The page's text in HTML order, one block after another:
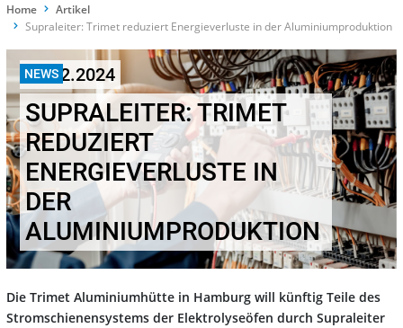
Home
Artikel
Supraleiter: Trimet reduziert Energieverluste in der Aluminiumproduktion
NEWS
03.12.2024
SUPRALEITER: TRIMET
REDUZIERT
ENERGIEVERLUSTE IN
DER
ALUMINIUMPRODUKTION
Die Trimet Aluminiumhütte in Hamburg will künftig Teile des
Stromschienensystems der Elektrolyseöfen durch Supraleiter